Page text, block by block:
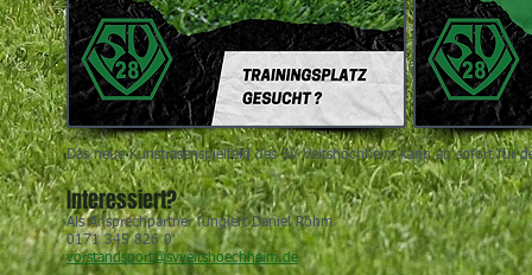
Das neue Kunstrasenspielfeld des SV Veitshöchheim kann ab sofort für
Interessiert?
Als Ansprechpartner fungiert Daniel Röhm
0171 345 826 0
vorstandsport@svveitshoechheim.de